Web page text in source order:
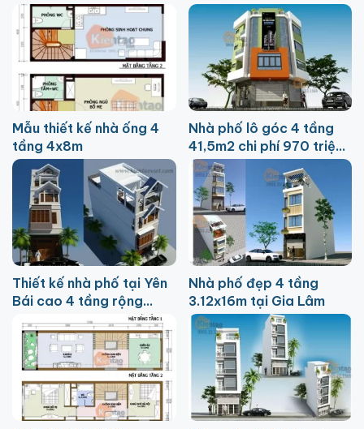
tầng
Mẫu thiết kế nhà ống 4
tầng 4x8m
Nhà phố lô góc 4 tầng
41,5m2 chi phí 970 triệu
ở Hà Đông
Thiết kế nhà phố tại Yên
Bái cao 4 tầng rộng
4x20m
Nhà phố đẹp 4 tầng
3.12x16m tại Gia Lâm